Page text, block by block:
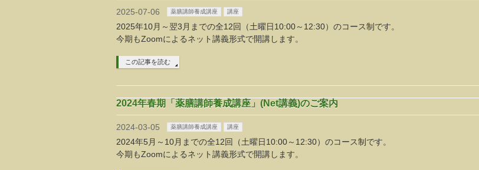
2025-07-06 薬膳講師養成講座 講座
2025年10月～翌3月までの全12回（土曜日10:00～12:30）のコース制です。
今期もZoomによるネット講義形式で開講します。
この記事を読む
2024年春期「薬膳講師養成講座」(Net講義)のご案内
2024-03-05 薬膳講師養成講座 講座
2024年5月～10月までの全12回（土曜日10:00～12:30）のコース制です。
今期もZoomによるネット講義形式で開講します。